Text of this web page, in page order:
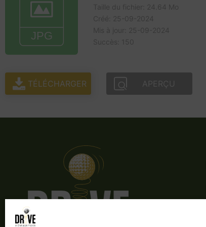
TÉLÉCHARGER APERÇU